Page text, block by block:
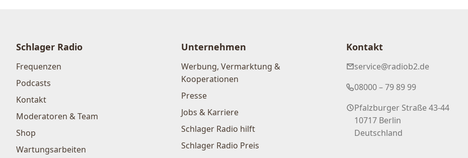
Schlager Radio
Frequenzen
Podcasts
Kontakt
Moderatoren & Team
Shop
Wartungsarbeiten
Unternehmen
Werbung, Vermarktung &
Kooperationen
Presse
Jobs & Karriere
Schlager Radio hilft
Schlager Radio Preis
Kontakt
service@radiob2.de
08000 – 79 89 99
Pfalzburger Straße 43-44
10717 Berlin
Deutschland